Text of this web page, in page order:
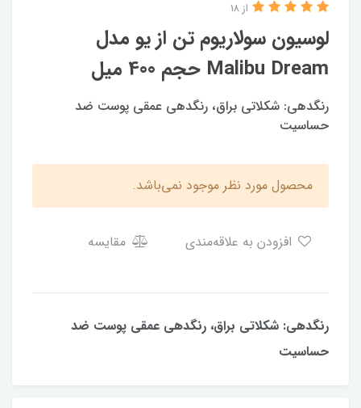
لوسیون سولاریوم تن از یو مدل
Malibu Dream حجم 400 میل
از 18
رنگدهی: شکلاتی براق، رنگدهی عمقی پوست ضد
حساسیت
محصول مورد نظر موجود نمی‌باشد.
مقایسه
رنگدهی: شکلاتی براق، رنگدهی عمقی پوست ضد
حساسیت